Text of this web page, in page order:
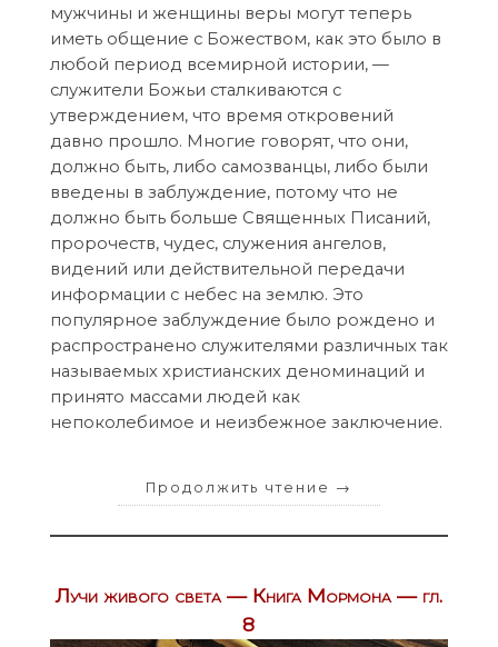
мужчины и женщины веры могут теперь
иметь общение с Божеством, как это было в
любой период всемирной истории, —
служители Божьи сталкиваются с
утверждением, что время откровений
давно прошло. Многие говорят, что они,
должно быть, либо самозванцы, либо были
введены в заблуждение, потому что не
должно быть больше Священных Писаний,
пророчеств, чудес, служения ангелов,
видений или действительной передачи
информации с небес на землю. Это
популярное заблуждение было рождено и
распространено служителями различных так
называемых христианских деноминаций и
принято массами людей как
непоколебимое и неизбежное заключение.
Продолжить чтение →
Лучи живого света — Книга Мормона — гл.
8